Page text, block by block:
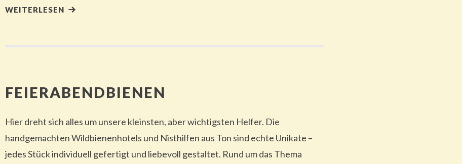
WEITERLESEN
FEIERABENDBIENEN
Hier dreht sich alles um unsere kleinsten, aber wichtigsten Helfer. Die
handgemachten Wildbienenhotels und Nisthilfen aus Ton sind echte Unikate –
jedes Stück individuell gefertigt und liebevoll gestaltet. Rund um das Thema